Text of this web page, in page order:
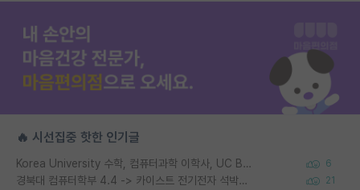
🔥 시선집중 핫한 인기글
Korea University 수학, 컴퓨터과학 이학사, UC Berkeley 산업공학 대학원 공학박사가 되는 것은 쉽지 않겠죠? 6
경북대 컴퓨터학부 4.4 -> 카이스트 전기전자 석박사통합과정 합격 21